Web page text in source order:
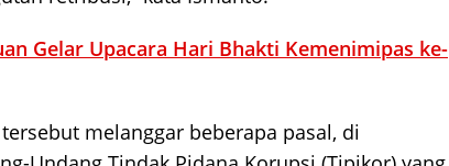
Gelar Upacara Hari Bhakti Kemenimipas ke-
melanggar beberapa pasal, di